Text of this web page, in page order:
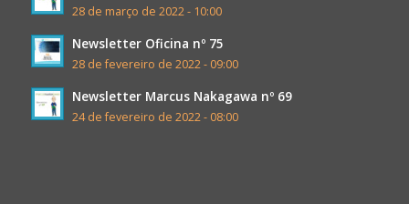
28 de março de 2022 - 10:00
Newsletter Oficina nº 75
28 de fevereiro de 2022 - 09:00
Newsletter Marcus Nakagawa nº 69
24 de fevereiro de 2022 - 08:00